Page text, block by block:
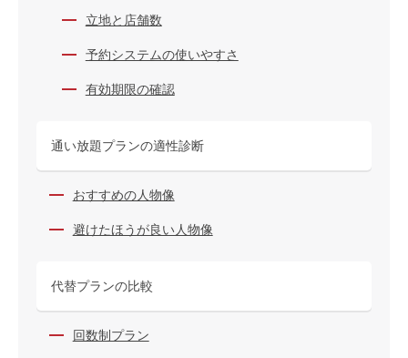
立地と店舗数
予約システムの使いやすさ
有効期限の確認
通い放題プランの適性診断
おすすめの人物像
避けたほうが良い人物像
代替プランの比較
回数制プラン